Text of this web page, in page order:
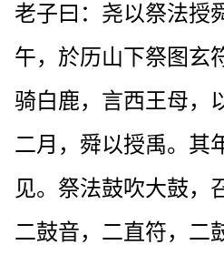
老子曰：尧以祭法授
午，於历山下祭图玄
骑白鹿，言西王母，
二月，舜以授禹。其
见。祭法鼓吹大鼓，
二鼓音，二直符，二